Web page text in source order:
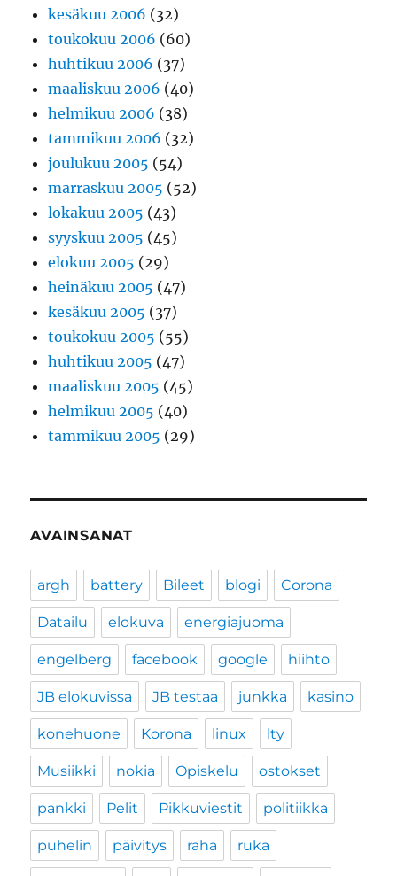
kesäkuu 2006 (32)
toukokuu 2006 (60)
huhtikuu 2006 (37)
maaliskuu 2006 (40)
helmikuu 2006 (38)
tammikuu 2006 (32)
joulukuu 2005 (54)
marraskuu 2005 (52)
lokakuu 2005 (43)
syyskuu 2005 (45)
elokuu 2005 (29)
heinäkuu 2005 (47)
kesäkuu 2005 (37)
toukokuu 2005 (55)
huhtikuu 2005 (47)
maaliskuu 2005 (45)
helmikuu 2005 (40)
tammikuu 2005 (29)
AVAINSANAT
argh battery Bileet blogi Corona
Datailu elokuva energiajuoma
engelberg facebook google hiihto
JB elokuvissa JB testaa junkka kasino
konehuone Korona linux lty
Musiikki nokia Opiskelu ostokset
pankki Pelit Pikkuviestit politiikka
puhelin päivitys raha ruka